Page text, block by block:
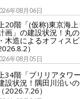
年08月06日
20階「(仮称)東京海
画」の建設状況！丸
木造によるオフィス
）
年08月05日
34階「ブリリアタワ
設状況！隅田川沿い
2026.7.26）